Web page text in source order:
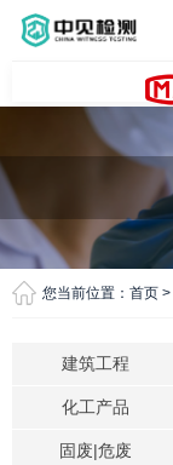
您当前位置： 首页 >
建筑工程
化工产品
固废|危废